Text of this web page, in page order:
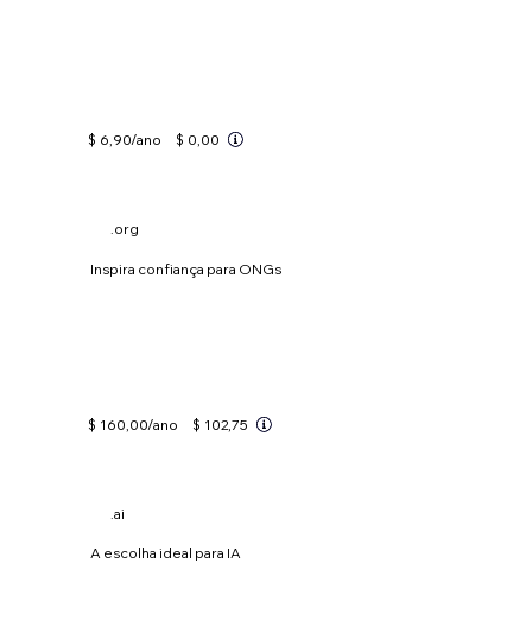
$ 6,90/ano $ 0,00
.org
Inspira confiança para ONGs
$ 160,00/ano $ 102,75
.ai
A escolha ideal para IA